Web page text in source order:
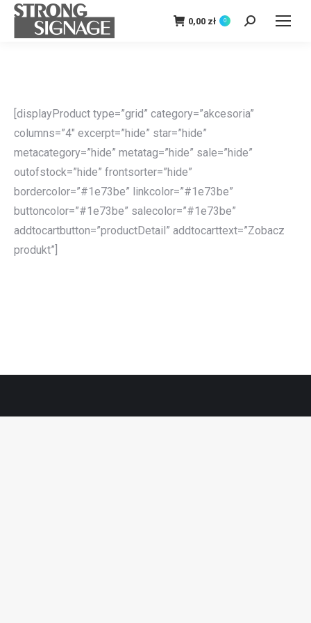
0,00 zł 0 Szukaj:
[displayProduct type=”grid” category=”akcesoria”
columns=”4″ excerpt=”hide” star=”hide”
metacategory=”hide” metatag=”hide” sale=”hide”
outofstock=”hide” frontsorter=”hide”
bordercolor=”#1e73be” linkcolor=”#1e73be”
buttoncolor=”#1e73be” salecolor=”#1e73be”
addtocartbutton=”productDetail” addtocarttext=”Zobacz
produkt”]